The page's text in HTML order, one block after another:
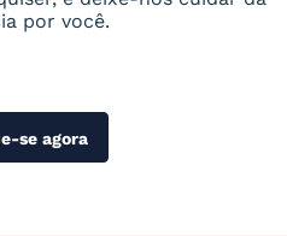
por você.
se agora